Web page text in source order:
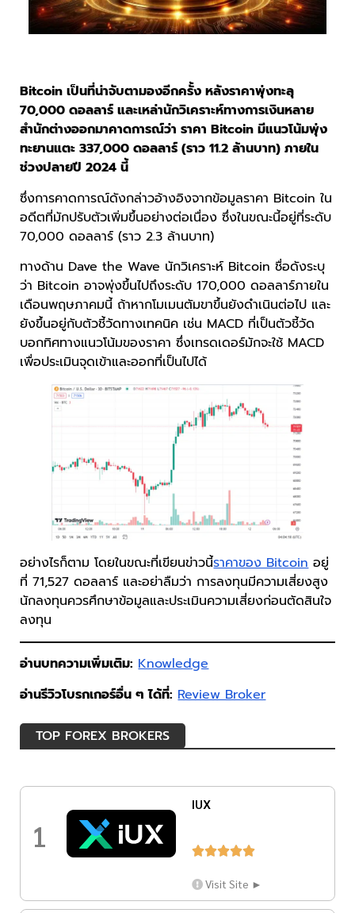
Bitcoin เป็นที่น่าจับตามองอีกครั้ง หลังราคาพุ่งทะลุ
70,000 ดอลลาร์ และเหล่านักวิเคราะห์ทางการเงินหลาย
สำนักต่างออกมาคาดการณ์ว่า ราคา Bitcoin มีแนวโน้มพุ่ง
ทะยานแตะ 337,000 ดอลลาร์ (ราว 11.2 ล้านบาท) ภายใน
ช่วงปลายปี 2024 นี้
ซึ่งการคาดการณ์ดังกล่าวอ้างอิงจากข้อมูลราคา Bitcoin ใน
อดีตที่มักปรับตัวเพิ่มขึ้นอย่างต่อเนื่อง ซึ่งในขณะนี้อยู่ที่ระดับ
70,000 ดอลลาร์ (ราว 2.3 ล้านบาท)
ทางด้าน Dave the Wave นักวิเคราะห์ Bitcoin ชื่อดังระบุ
ว่า Bitcoin อาจพุ่งขึ้นไปถึงระดับ 170,000 ดอลลาร์ภายใน
เดือนพฤษภาคมนี้ ถ้าหากโมเมนตัมขาขึ้นยังดำเนินต่อไป และ
ยังขึ้นอยู่กับตัวชี้วัดทางเทคนิค เช่น MACD ที่เป็นตัวชี้วัด
บอกทิศทางแนวโน้มของราคา ซึ่งเทรดเดอร์มักจะใช้ MACD
เพื่อประเมินจุดเข้าและออกที่เป็นไปได้
อย่างไรก็ตาม โดยในขณะที่เขียนข่าวนี้ราคาของ Bitcoinอยู่
ที่ 71,527 ดอลลาร์ และอย่าลืมว่า การลงทุนมีความเสี่ยงสูง
นักลงทุนควรศึกษาข้อมูลและประเมินความเสี่ยงก่อนตัดสินใจ
ลงทุน
อ่านบทความเพิ่มเติม: Knowledge
อ่านรีวิวโบรกเกอร์อื่น ๆ ได้ที่: Review Broker
TOP FOREX BROKERS
1
IUX

Visit Site ►